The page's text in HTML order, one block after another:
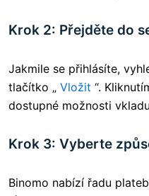
Krok 2: Přejděte do
Jakmile se přihlásíte,
tlačítko „ Vložit “.
dostupné možnosti
Krok 3: Vyberte
Binomo nabízí řadu